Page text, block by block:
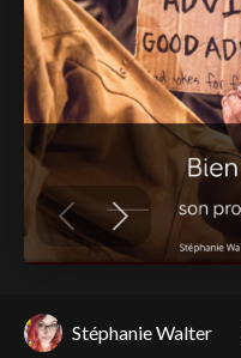
Stéphanie Walter